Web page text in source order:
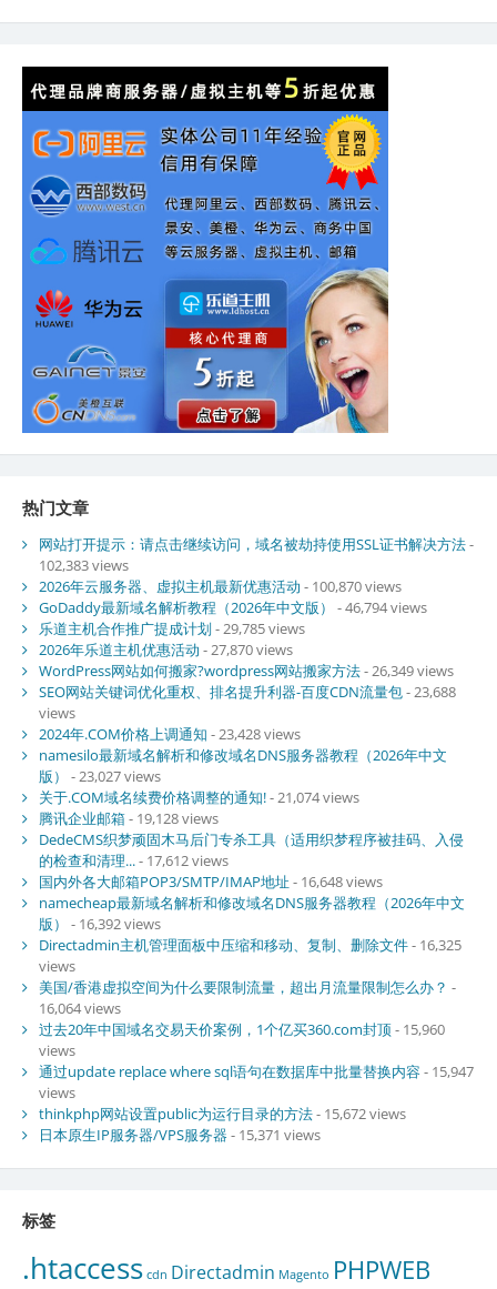
热门文章
网站打开提示：请点击继续访问，域名被劫持使用SSL证书解决方法-
102,383 views
2026年云服务器、虚拟主机最新优惠活动 - 100,870 views
GoDaddy最新域名解析教程（2026年中文版）
- 46,794 views
乐道主机合作推广提成计划- 29,785 views
2026年乐道主机优惠活动 - 27,870 views
WordPress网站如何搬家?wordpress网站搬家方法- 26,349 views
SEO网站关键词优化重权、排名提升利器-百度CDN流量包- 23,688
views
2024年.COM价格上调通知 - 23,428 views
namesilo最新域名解析和修改域名DNS服务器教程（2026年中文
版）
- 23,027 views
关于.COM域名续费价格调整的通知!- 21,074 views
腾讯企业邮箱- 19,128 views
DedeCMS织梦顽固木马后门专杀工具（适用织梦程序被挂码、入侵
的检查和清理...- 17,612 views
国内外各大邮箱POP3/SMTP/IMAP地址 - 16,648 views
namecheap最新域名解析和修改域名DNS服务器教程（2026年中文
版）
- 16,392 views
Directadmin主机管理面板中压缩和移动、复制、删除文件- 16,325
views
美国/香港虚拟空间为什么要限制流量，超出月流量限制怎么办？ -
16,064 views
过去20年中国域名交易天价案例，1个亿买360.com封顶- 15,960
views
通过update replace where sql语句在数据库中批量替换内容- 15,947
views
thinkphp网站设置public为运行目录的方法- 15,672 views
日本原生IP服务器/VPS服务器 - 15,371 views
标签
.htaccess cdn Directadmin Magento PHPWEB